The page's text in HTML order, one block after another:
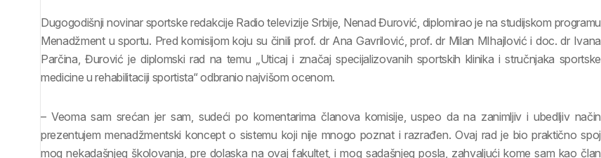
Dugogodišnji novinar sportske redakcije Radio televizije Srbije, Nenad Đurović, diplomirao je na studijskom programu
Menadžment u sportu. Pred komisijom koju su činili prof. dr Ana Gavrilović, prof. dr Milan MIhajlović i doc. dr Ivana
Parčina, Đurović je diplomski rad na temu „Uticaj i značaj specijalizovanih sportskih klinika i stručnjaka sportske
medicine u rehabilitaciji sportista“ odbranio najvišom ocenom.
– Veoma sam srećan jer sam, sudeći po komentarima članova komisije, uspeo da na zanimljiv i ubedljiv način
prezentujem menadžmentski koncept o sistemu koji nije mnogo poznat i razrađen. Ovaj rad je bio praktično spoj
mog nekadašnjeg školovanja, pre dolaska na ovaj fakultet, i mog sadašnjeg posla, zahvaljući kome sam kao član